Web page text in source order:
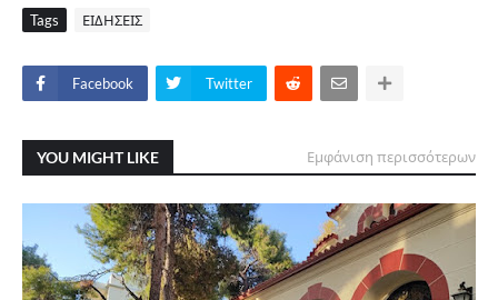
Tags ΕΙΔΗΣΕΙΣ
Facebook Twitter
YOU MIGHT LIKE Εμφάνιση περισσότερων